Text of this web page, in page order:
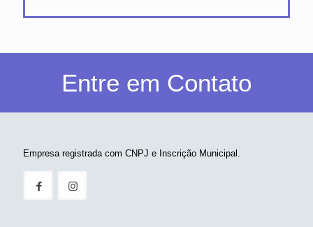
Entre em Contato
Empresa registrada com CNPJ e Inscrição Municipal.